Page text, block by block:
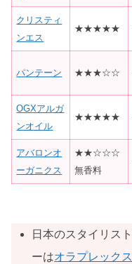
クリスティ
ンエス
★★★★★
パンテーン ★★★☆☆
OGXアルガ
ンオイル
★★★★★
アバロンオ
ーガニクス
★★☆☆☆
無香料
日本のスタイリス
ーはオラプレックス